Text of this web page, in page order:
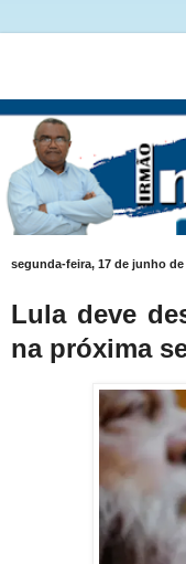
segunda-feira, 17 de junho de
Lula deve
na próxima